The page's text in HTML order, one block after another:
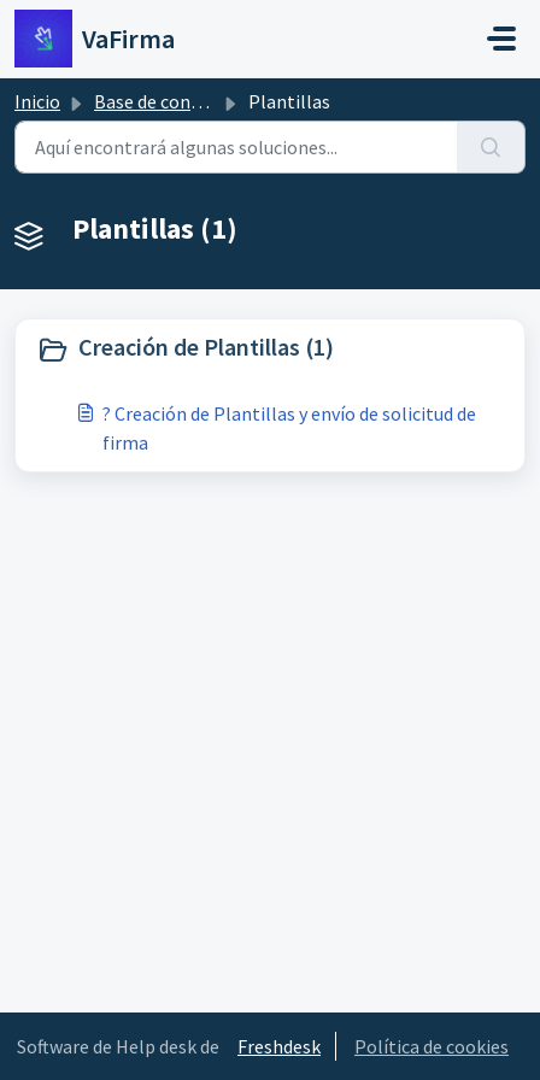
Ir al contenido principal
VaFirma
Inicio Base de conocimientos Plantillas
Plantillas (1)
Creación de Plantillas (1)
? Creación de Plantillas y envío de solicitud de
firma
Software de Help desk de Freshdesk Política de cookies